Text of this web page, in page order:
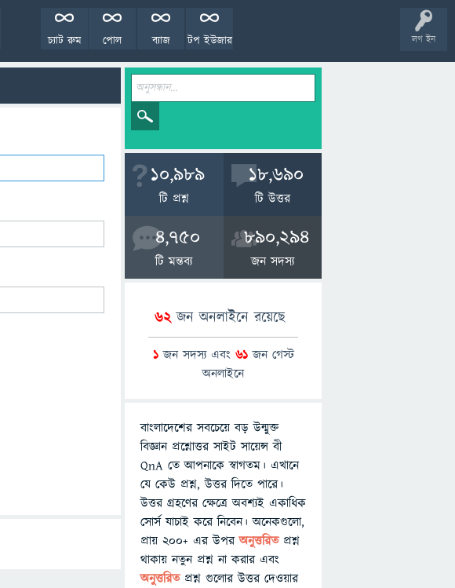
লগ ইন
টপ ইউজার
ব্যাজ
পোল
চ্যাট রুম
10,989
টি প্রশ্ন
18,690
টি উত্তর
4,750
টি মন্তব্য
890,294
জন সদস্য
62জন অনলাইনে রয়েছে
1জন সদস্য এবং 61জন গেস্ট
অনলাইনে
বাংলাদেশের সবচেয়ে বড় উন্মুক্ত
বিজ্ঞান প্রশ্নোত্তর সাইট সায়েন্স বী
QnA তে আপনাকে স্বাগতম। এখানে
যে কেউ প্রশ্ন, উত্তর দিতে পারে।
উত্তর গ্রহণের ক্ষেত্রে অবশ্যই একাধিক
সোর্স যাচাই করে নিবেন। অনেকগুলো,
প্রায় ২০০+ এর উপরঅনুত্তরিতপ্রশ্ন
থাকায় নতুন প্রশ্ন না করার এবং
অনুত্তরিত প্রশ্ন গুলোর উত্তর দেওয়ার